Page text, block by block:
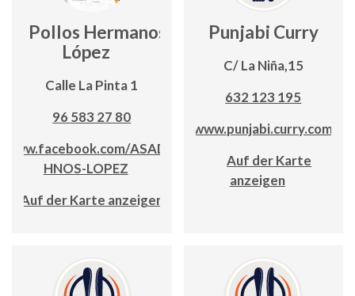
Pollos Hermanos
López
Calle La Pinta 1
96 583 27 80
www.facebook.com/ASADOR-
HNOS-LOPEZ
Auf der Karte anzeigen
Punjabi Curry
C/ La Niña,15
632 123 195
www.punjabi.curry.com
Auf der Karte
anzeigen